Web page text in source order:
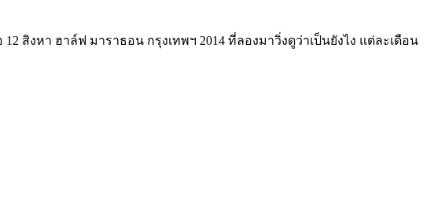
สิงหา ฮาล์ฟ มาราธอน กรุงเทพฯ 2014 ที่ลองมาวิ่งดูว่าเป็นยังไง แต่ละเดือน